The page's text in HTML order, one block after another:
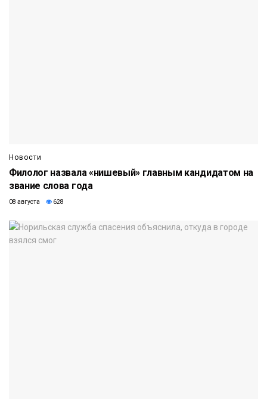
Новости
Филолог назвала «нишевый» главным кандидатом на
звание слова года
08 августа 628